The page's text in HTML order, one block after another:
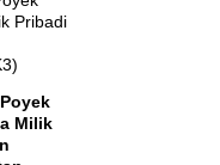
Milik